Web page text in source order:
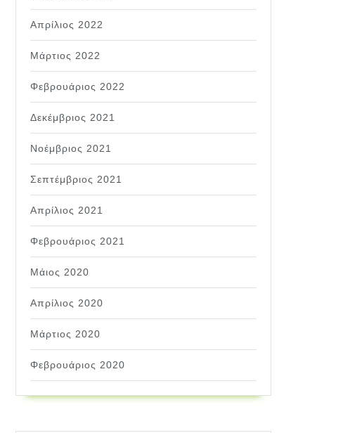
Απρίλιος 2022
Μάρτιος 2022
Φεβρουάριος 2022
Δεκέμβριος 2021
Νοέμβριος 2021
Σεπτέμβριος 2021
Απρίλιος 2021
Φεβρουάριος 2021
Μάιος 2020
Απρίλιος 2020
Μάρτιος 2020
Φεβρουάριος 2020